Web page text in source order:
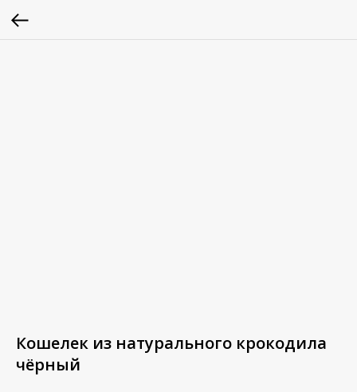
Кошелек из натурального крокодила
чёрный